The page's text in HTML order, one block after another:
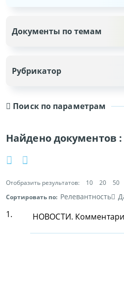
Поиск по параметрам
Найдено документов :
Отобразить результатов: 10 20 50
Сортировать по: Релевантность
1. НОВОСТИ.
Документы по темам
Рубрикатор